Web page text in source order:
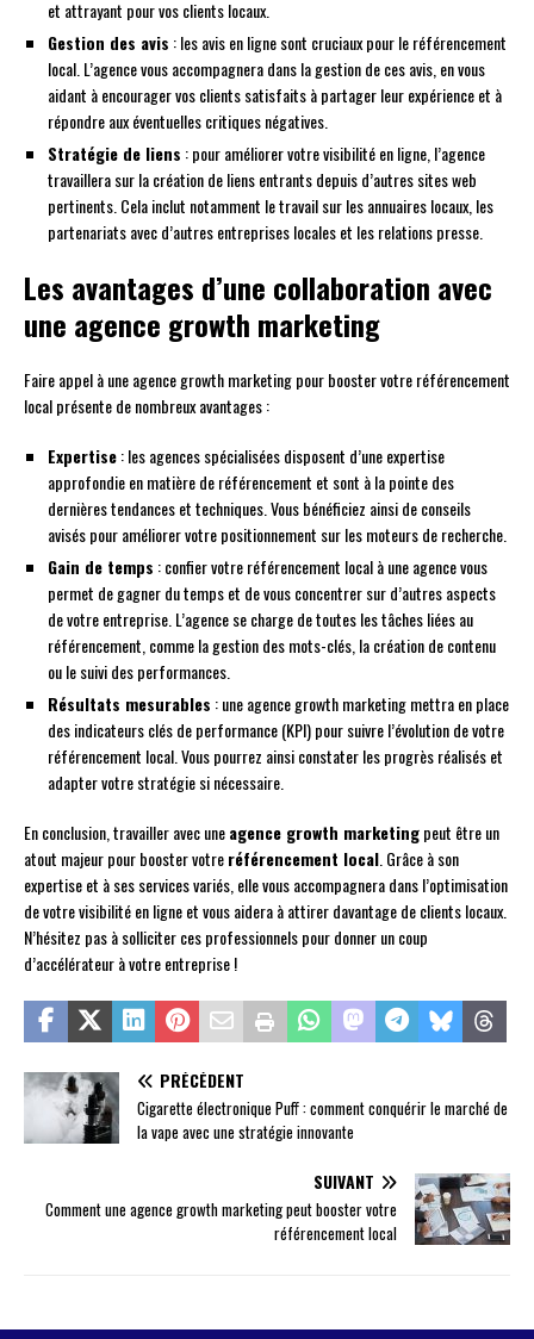
et attrayant pour vos clients locaux.
Gestion des avis : les avis en ligne sont cruciaux pour le référencement
local. L’agence vous accompagnera dans la gestion de ces avis, en vous
aidant à encourager vos clients satisfaits à partager leur expérience et à
répondre aux éventuelles critiques négatives.
Stratégie de liens : pour améliorer votre visibilité en ligne, l’agence
travaillera sur la création de liens entrants depuis d’autres sites web
pertinents. Cela inclut notamment le travail sur les annuaires locaux, les
partenariats avec d’autres entreprises locales et les relations presse.
Les avantages d’une collaboration avec
une agence growth marketing
Faire appel à une agence growth marketing pour booster votre référencement
local présente de nombreux avantages :
Expertise: les agences spécialisées disposent d’une expertise
approfondie en matière de référencement et sont à la pointe des
dernières tendances et techniques. Vous bénéficiez ainsi de conseils
avisés pour améliorer votre positionnement sur les moteurs de recherche.
Gain de temps : confier votre référencement local à une agence vous
permet de gagner du temps et de vous concentrer sur d’autres aspects
de votre entreprise. L’agence se charge de toutes les tâches liées au
référencement, comme la gestion des mots-clés, la création de contenu
ou le suivi des performances.
Résultats mesurables : une agence growth marketing mettra en place
des indicateurs clés de performance (KPI) pour suivre l’évolution de votre
référencement local. Vous pourrez ainsi constater les progrès réalisés et
adapter votre stratégie si nécessaire.
En conclusion, travailler avec uneagence growth marketingpeut être un
atout majeur pour booster votreréférencement local . Grâce à son
expertise et à ses services variés, elle vous accompagnera dans l’optimisation
de votre visibilité en ligne et vous aidera à attirer davantage de clients locaux.
N’hésitez pas à solliciter ces professionnels pour donner un coup
d’accélérateur à votre entreprise !
PRÉCÉDENT
Cigarette électronique Puff : comment conquérir le marché de
la vape avec une stratégie innovante
SUIVANT
Comment une agence growth marketing peut booster votre
référencement local